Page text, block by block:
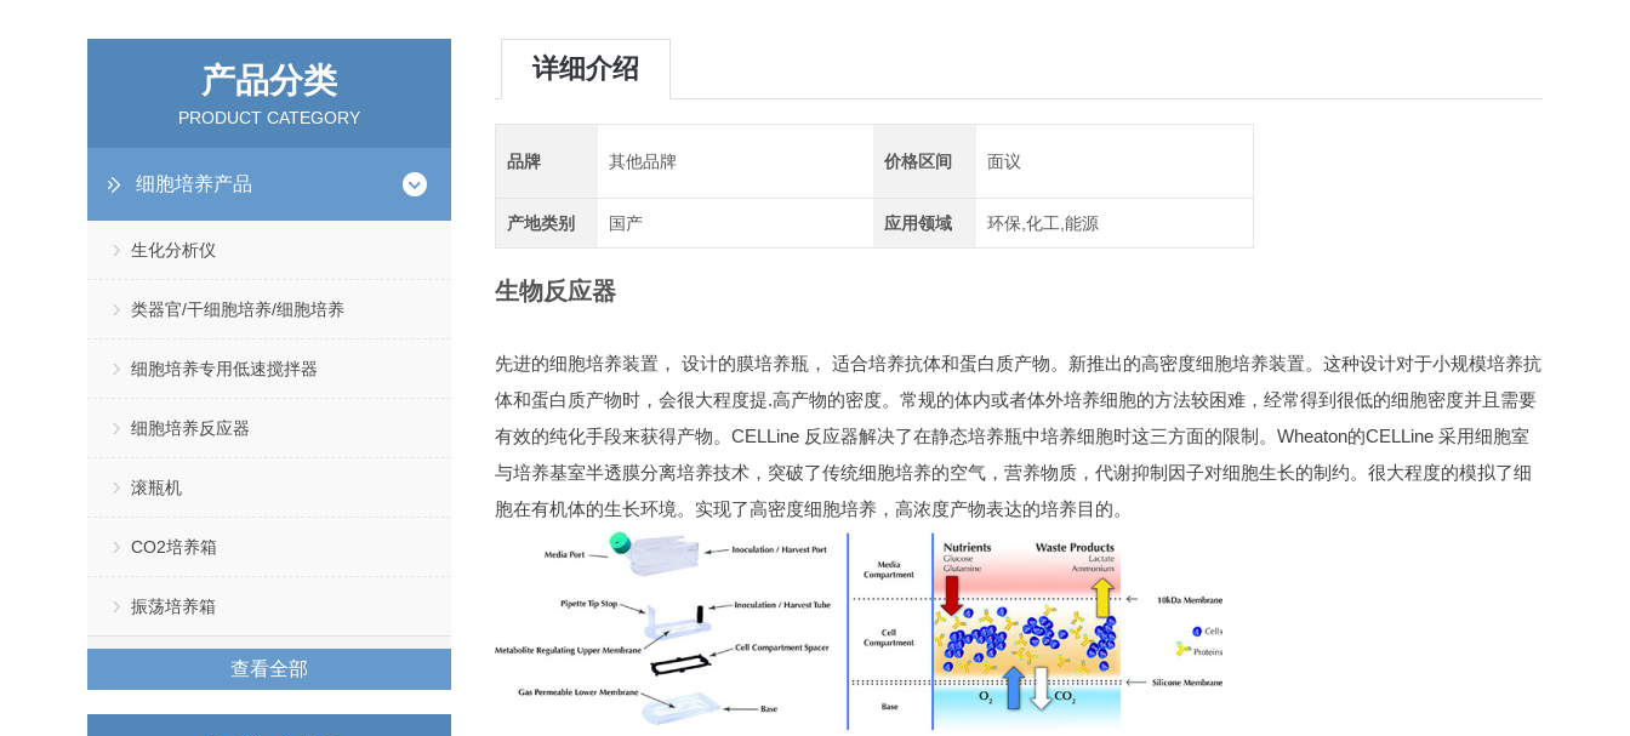
产品分类
PRODUCT CATEGORY
细胞培养产品
生化分析仪
类器官/干细胞培养/细胞培养
细胞培养专用低速搅拌器
细胞培养反应器
滚瓶机
CO2培养箱
振荡培养箱
查看全部
详细介绍
品牌 其他品牌 价格区间 面议
产地类别 国产 应用领域 环保,化工,能源
生物反应器
先进的细胞培养装置， 设计的膜培养瓶， 适合培养抗体和蛋白质产物。 新推出的高密度细胞培养装置。这种设计对于小规模培养抗
体和蛋白质产物时，会很大程度提.高产物的密度。常规的体内或者体外培养细胞的方法较困难，经常得到很低的细胞密度并且需要
有效的纯化手段来获得产物。CELLine 反应器解决了在静态培养瓶中培养细胞时这三方面的限制。 Wheaton的CELLine 采用细胞室
与培养基室半透膜分离培养技术，突破了传统细胞培养的空气，营养物质，代谢抑制因子对细胞生长的制约。很大程度的模拟了细
胞在有机体的生长环境。实现了高密度细胞培养，高浓度产物表达的培养目的。